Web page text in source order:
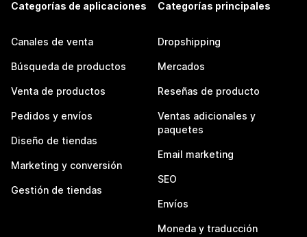
Categorías de aplicaciones
Canales de venta
Búsqueda de productos
Venta de productos
Pedidos y envíos
Diseño de tiendas
Marketing y conversión
Gestión de tiendas
Categorías principales
Dropshipping
Mercados
Reseñas de producto
Ventas adicionales y
paquetes
Email marketing
SEO
Envíos
Moneda y traducción